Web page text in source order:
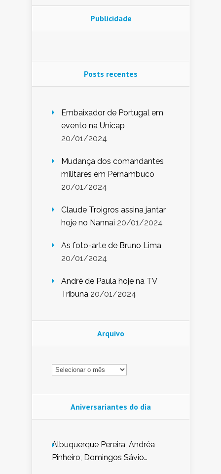
Publicidade
Posts recentes
Embaixador de Portugal em
evento na Unicap
20/01/2024
Mudança dos comandantes
militares em Pernambuco
20/01/2024
Claude Troigros assina jantar
hoje no Nannai 20/01/2024
As foto-arte de Bruno Lima
20/01/2024
André de Paula hoje na TV
Tribuna 20/01/2024
Arquivo
Arquivo
Aniversariantes do dia
Albuquerque Pereira, Andréa
Pinheiro, Domingos Sávio